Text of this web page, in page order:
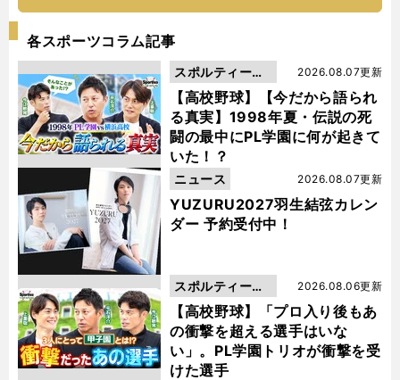
各スポーツコラム記事
【高校野球】【今だから語られ
る真実】1998年夏・伝説の死
闘の最中にPL学園に何が起きて
いた！？
2026.08.07更新
スポルティーバ
動画
YUZURU2027羽生結弦カレン
ダー 予約受付中！
2026.08.07更新
ニュース
【高校野球】「プロ入り後もあ
の衝撃を超える選手はいな
い」。PL学園トリオが衝撃を受
けた選手
2026.08.06更新
スポルティーバ
動画